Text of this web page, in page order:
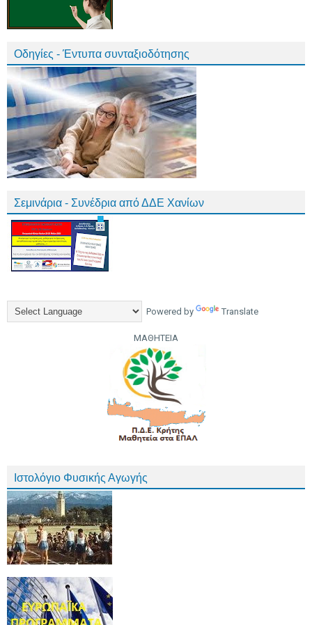
Οδηγίες - Έντυπα συνταξιοδότησης
Σεμινάρια - Συνέδρια από ΔΔΕ Χανίων
Powered by Translate
ΜΑΘΗΤΕΙΑ
Ιστολόγιο Φυσικής Αγωγής